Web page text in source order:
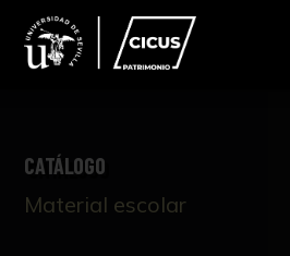
CATÁLOGO
Material escolar